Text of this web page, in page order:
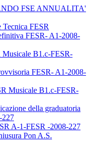
FSE ANNUALITA'
FESR
FESR- A1-2008-
B1.c-FESR-
FESR- A1-2008-
Musicale B1.c-FESR-
della graduatoria
227
A-1-FESR -2008-227
Pon A.S.